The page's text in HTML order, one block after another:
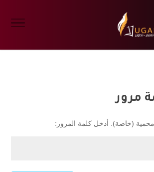
مرور
محمية (خاصة). أدخل كلمة المرور: